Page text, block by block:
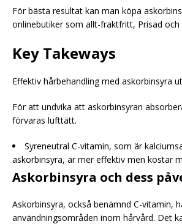
För bästa resultat kan man köpa
onlinebutiker som allt-fraktfritt, Prisad och
Key Takeways
Effektiv hårbehandling med askorbinsyra
För att undvika att askorbinsyran
förvaras lufttätt.
Syreneutral C-vitamin, som är
askorbinsyra, är mer effektiv men kostar
Askorbinsyra och dess
Askorbinsyra, också benämnd C-vitamin,
användningsområden inom hårvård. Det